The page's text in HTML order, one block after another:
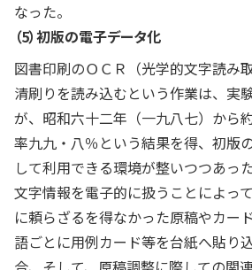
なった。
（5）初版の電子データ化
図書印刷のＯＣＲ（光学的文字読み
清刷りを読み込むという作業は、実
が、昭和六十二年（一九八七）から
率九九・八％という結果を得、初版
して利用できる環境が整いつつあった
文字情報を電子的に扱うことによっ
に頼らざるを得なかった原稿やカー
語ごとに用例カード等を台紙へ貼り